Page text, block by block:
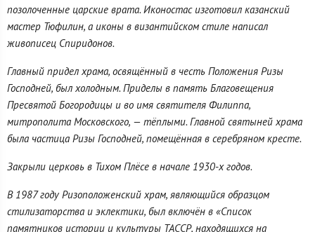
позолоченные царские врата. Иконостас изготовил казанский
мастер Тюфилин, а иконы в византийском стиле написал
живописец Спиридонов.
Главный придел храма, освящённый в честь Положения Ризы
Господней, был холодным. Приделы в память Благовещения
Пресвятой Богородицы и во имя святителя Филиппа,
митрополита Московского, — тёплыми. Главной святыней храма
была частица Ризы Господней, помещённая в серебряном кресте.
Закрыли церковь в Тихом Плёсе в начале 1930-х годов.
В 1987 году Ризоположенский храм, являющийся образцом
стилизаторства и эклектики, был включён в «Список
памятников истории и культуры ТАССР, находящихся на